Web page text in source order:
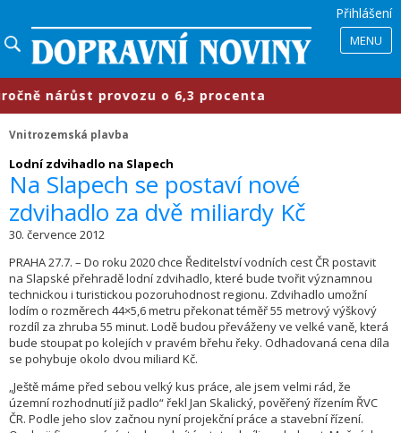
Přihlášení
MENU
nárůst provozu o 6,3 procenta
Vnitrozemská plavba
Lodní zdvihadlo na Slapech
Na Slapech se postaví nové
zdvihadlo za dvě miliardy Kč
30. července 2012
PRAHA 27.7. – Do roku 2020 chce Ředitelství vodních cest ČR postavit
na Slapské přehradě lodní zdvihadlo, které bude tvořit významnou
technickou i turistickou pozoruhodnost regionu. Zdvihadlo umožní
lodím o rozměrech 44×5,6 metru překonat téměř 55 metrový výškový
rozdíl za zhruba 55 minut. Lodě budou převáženy ve velké vaně, která
bude stoupat po kolejích v pravém břehu řeky. Odhadovaná cena díla
se pohybuje okolo dvou miliard Kč.
„Ještě máme před sebou velký kus práce, ale jsem velmi rád, že
územní rozhodnutí již padlo“ řekl Jan Skalický, pověřený řízením ŘVC
ČR. Podle jeho slov začnou nyní projekční práce a stavební řízení.